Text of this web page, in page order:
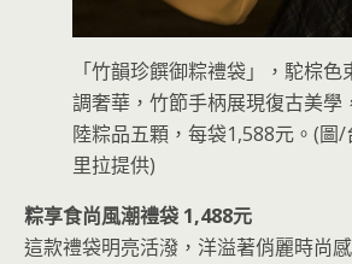
「竹韻珍饌御粽禮袋」，駝棕
調奢華，竹節手柄展現復古美學
陸粽品五顆，每袋1,588元。(圖
里拉提供)
粽享食尚風潮禮袋 1,488元
這款禮袋明亮活潑，洋溢著俏麗時尚